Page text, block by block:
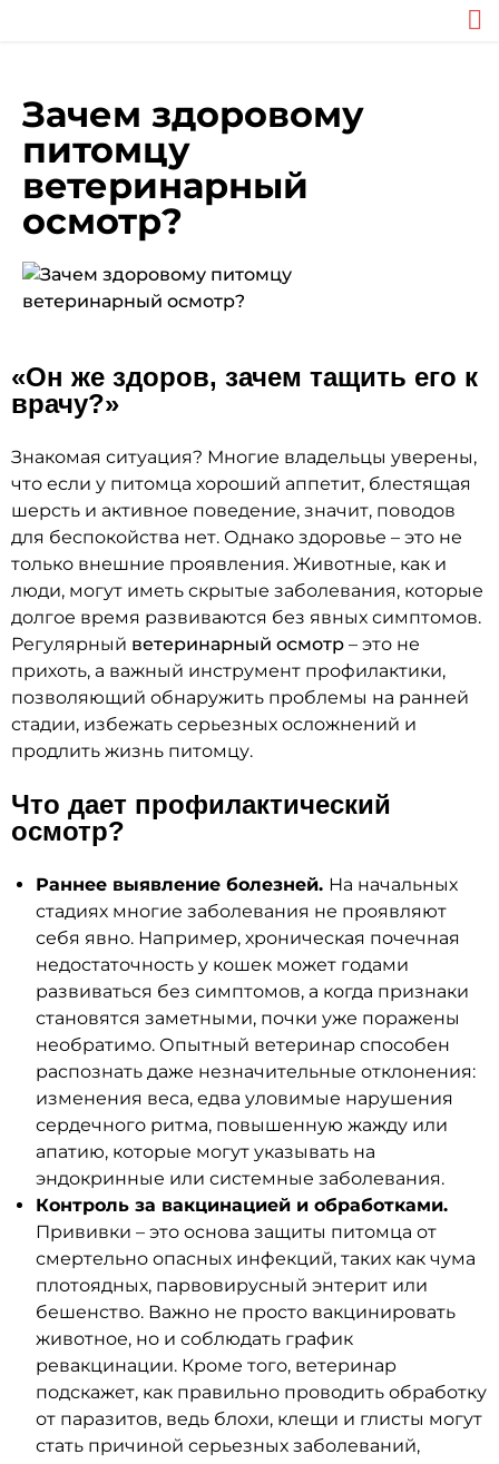
Зачем здоровому
питомцу
ветеринарный
осмотр?
«Он же здоров, зачем тащить его к
врачу?»
Знакомая ситуация? Многие владельцы уверены,
что если у питомца хороший аппетит, блестящая
шерсть и активное поведение, значит, поводов
для беспокойства нет. Однако здоровье – это не
только внешние проявления. Животные, как и
люди, могут иметь скрытые заболевания, которые
долгое время развиваются без явных симптомов.
Регулярный ветеринарный осмотр – это не
прихоть, а важный инструмент профилактики,
позволяющий обнаружить проблемы на ранней
стадии, избежать серьезных осложнений и
продлить жизнь питомцу.
Что дает профилактический
осмотр?
Раннее выявление болезней. На начальных
стадиях многие заболевания не проявляют
себя явно. Например, хроническая почечная
недостаточность у кошек может годами
развиваться без симптомов, а когда признаки
становятся заметными, почки уже поражены
необратимо. Опытный ветеринар способен
распознать даже незначительные отклонения:
изменения веса, едва уловимые нарушения
сердечного ритма, повышенную жажду или
апатию, которые могут указывать на
эндокринные или системные заболевания.
Контроль за вакцинацией и обработками.
Прививки – это основа защиты питомца от
смертельно опасных инфекций, таких как чума
плотоядных, парвовирусный энтерит или
бешенство. Важно не просто вакцинировать
животное, но и соблюдать график
ревакцинации. Кроме того, ветеринар
подскажет, как правильно проводить обработку
от паразитов, ведь блохи, клещи и глисты могут
стать причиной серьезных заболеваний,